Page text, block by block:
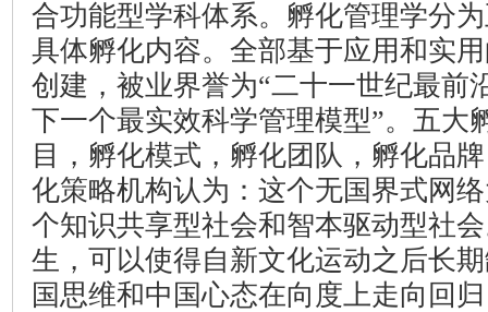
合功能型学科体系。孵化管理学分
具体孵化内容。全部基于应用和实
创建，被业界誉为“二十一世纪最前
下一个最实效科学管理模型”。五大
目，孵化模式，孵化团队，孵化品
化策略机构认为：这个无国界式网
个知识共享型社会和智本驱动型社
生，可以使得自新文化运动之后长
国思维和中国心态在向度上走向回